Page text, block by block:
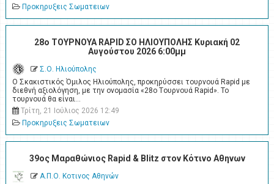
Προκηρυξεις Σωματειων
28ο ΤΟΥΡΝΟΥΑ RAPID ΣΟ ΗΛΙΟΥΠΟΛΗΣ Κυριακή 02
Αυγούστου 2026 6:00μμ
Σ.Ο. Ηλιούπολης
Ο Σκακιστικός Όμιλος Ηλιούπολης, προκηρύσσει τουρνουά Rapid με
διεθνή αξιολόγηση, με την ονομασία «28ο Tουρνουά Rapid». Το
τουρνουά θα είναι…
Τρίτη, 21 Ιούλιος 2026 12:49
Προκηρυξεις Σωματειων
39ος Μαραθώνιος Rapid & Blitz στον Κότινο Αθηνων
Α.Π.Ο. Κοτινος Αθηνών